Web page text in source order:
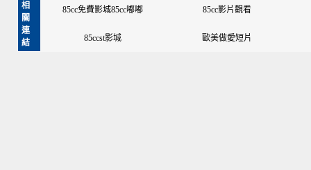
相
關
連
結
85cc免費影城85cc嘟嘟 85cc影片觀看
85ccst影城 歐美做愛短片